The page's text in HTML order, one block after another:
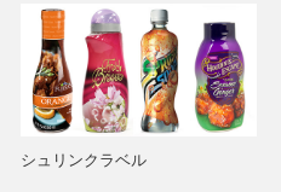
シュリンクラベル